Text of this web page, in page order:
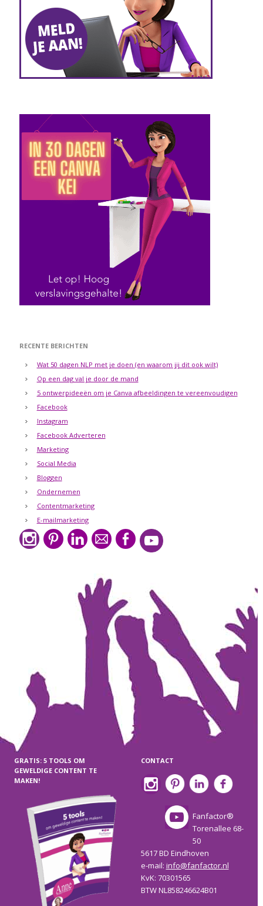
RECENTE BERICHTEN
Wat 50 dagen NLP met je doen (en waarom jij dit ook wilt)
Op een dag val je door de mand
5 ontwerpideeën om je Canva afbeeldingen te vereenvoudigen
Facebook
Instagram
Facebook Adverteren
Marketing
Social Media
Bloggen
Ondernemen
Contentmarketing
E-mailmarketing
GRATIS: 5 TOOLS OM
GEWELDIGE CONTENT TE
MAKEN!
CONTACT
Fanfactor®
Torenallee 68-
50
5617 BD Eindhoven
e-mail: info@fanfactor.nl
KvK: 70301565
BTW NL858246624B01